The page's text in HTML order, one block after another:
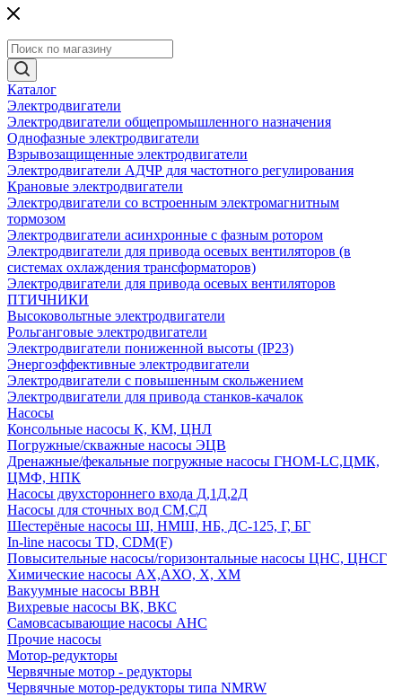
Каталог
Электродвигатели
Электродвигатели общепромышленного назначения
Однофазные электродвигатели
Взрывозащищенные электродвигатели
Электродвигатели АДЧР для частотного регулирования
Крановые электродвигатели
Электродвигатели со встроенным электромагнитным
тормозом
Электродвигатели асинхронные с фазным ротором
Электродвигатели для привода осевых вентиляторов (в
системах охлаждения трансформаторов)
Электродвигатели для привода осевых вентиляторов
ПТИЧНИКИ
Высоковольтные электродвигатели
Рольганговые электродвигатели
Электродвигатели пониженной высоты (IP23)
Энергоэффективные электродвигатели
Электродвигатели с повышенным скольжением
Электродвигатели для привода станков-качалок
Насосы
Консольные насосы К, КМ, ЦНЛ
Погружные/скважные насосы ЭЦВ
Дренажные/фекальные погружные насосы ГНОМ-LC,ЦМК,
ЦМФ, НПК
Насосы двухстороннего входа Д,1Д,2Д
Насосы для сточных вод СМ,СД
Шестерёные насосы Ш, НМШ, НБ, ДС-125, Г, БГ
In-line насосы TD, CDM(F)
Повысительные насосы/горизонтальные насосы ЦНС, ЦНСГ
Химические насосы АХ,АХО, Х, ХМ
Вакуумные насосы ВВН
Вихревые насосы ВК, ВКС
Самовсасывающие насосы АНС
Прочие насосы
Мотор-редукторы
Червячные мотор - редукторы
Червячные мотор-редукторы типа NMRW